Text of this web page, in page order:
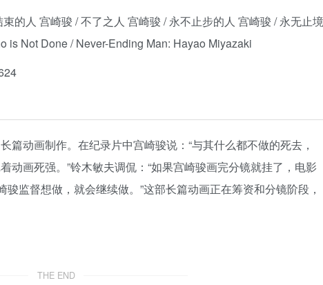
的人 宫崎骏 / 不了之人 宫崎骏 / 永不止步的人 宫崎骏 / 永无止境
is Not Done / Never-Ending Man: Hayao Miyazaki
篇动画制作。在纪录片中宫崎骏说：“与其什么都不做的死去，
动画死强。”铃木敏夫调侃：“如果宫崎骏画完分镜就挂了，电影
监督想做，就会继续做。”这部长篇动画正在筹资和分镜阶段，
THE END